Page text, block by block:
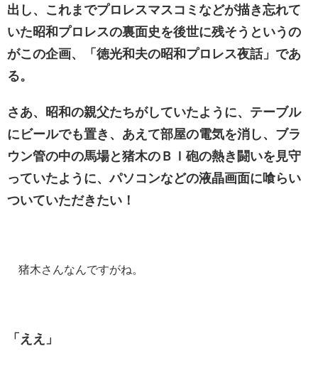
出し、これまでプロレスマスコミなどが描き忘れて
いた昭和プロレスの裏面史を後世に残そうというの
がこの企画、「徳光和夫の昭和プロレス夜話」であ
る。
さあ、昭和の親父たちがしていたように、テーブル
にビールでも置き、あえて部屋の電気を消し、ブラ
ウン管の中の馬場と猪木のＢＩ砲の熱き闘いを見守
っていたように、パソコンなどの液晶画面に喰らい
ついていただきたい！
猪木さんなんですがね。
「ええ」